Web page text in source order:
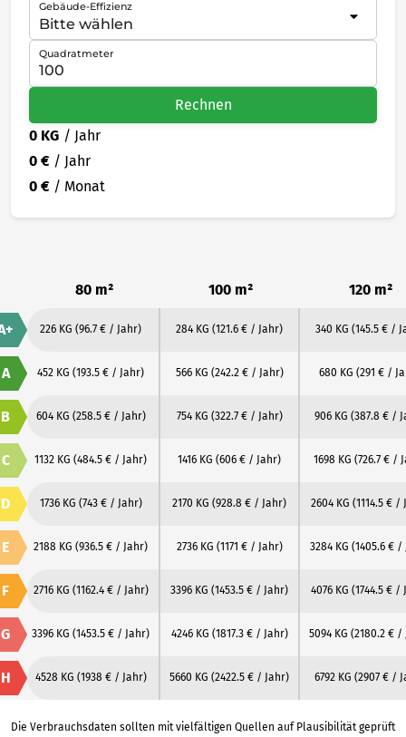
Gebäude-Effizienz
Quadratmeter
Rechnen
0 KG / Jahr
0 € / Jahr
0 € / Monat
80 m² 100 m² 120 m²
226 KG (96.7 € / Jahr) 284 KG (121.6 € / Jahr) 340 KG (145.5 € /
A 452 KG (193.5 € / Jahr) 566 KG (242.2 € / Jahr) 680 KG (291 € /
B 604 KG (258.5 € / Jahr) 754 KG (322.7 € / Jahr) 906 KG (387.8 € /
C 1132 KG (484.5 € / Jahr) 1416 KG (606 € / Jahr) 1698 KG (726.7 € /
D 1736 KG (743 € / Jahr) 2170 KG (928.8 € / Jahr) 2604 KG (1114.5 € /
E 2188 KG (936.5 € / Jahr) 2736 KG (1171 € / Jahr) 3284 KG (1405.6 € /
F 2716 KG (1162.4 € / Jahr) 3396 KG (1453.5 € / Jahr) 4076 KG (1744.5 € /
G 3396 KG (1453.5 € / Jahr) 4246 KG (1817.3 € / Jahr) 5094 KG (2180.2 € /
H 4528 KG (1938 € / Jahr) 5660 KG (2422.5 € / Jahr) 6792 KG (2907 € /
Die Verbrauchsdaten sollten mit vielfältigen Quellen auf Plausibilität geprüft